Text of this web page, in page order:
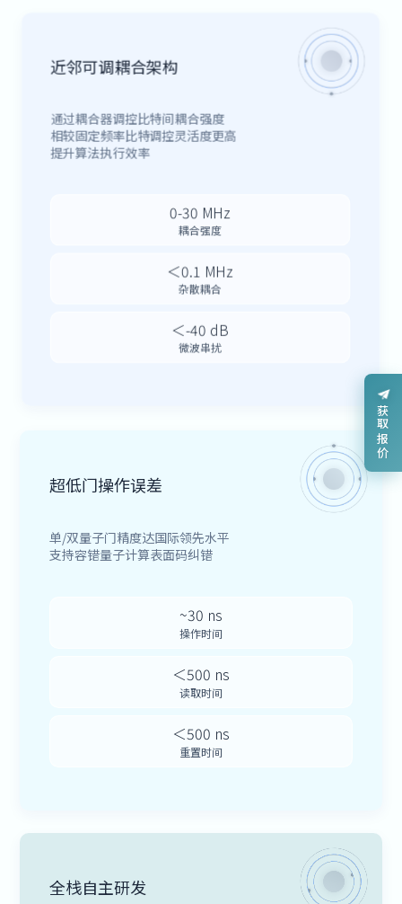
近邻可调耦合架构
通过耦合器调控比特间耦合强度
相较固定频率比特调控灵活度更高
提升算法执行效率
0-30 MHz
耦合强度
＜0.1 MHz
杂散耦合
＜-40 dB
微波串扰
超低门操作误差
单/双量子门精度达国际领先水平
支持容错量子计算表面码纠错
~30 ns
操作时间
＜500 ns
读取时间
＜500 ns
重置时间
全栈自主研发
获取报价